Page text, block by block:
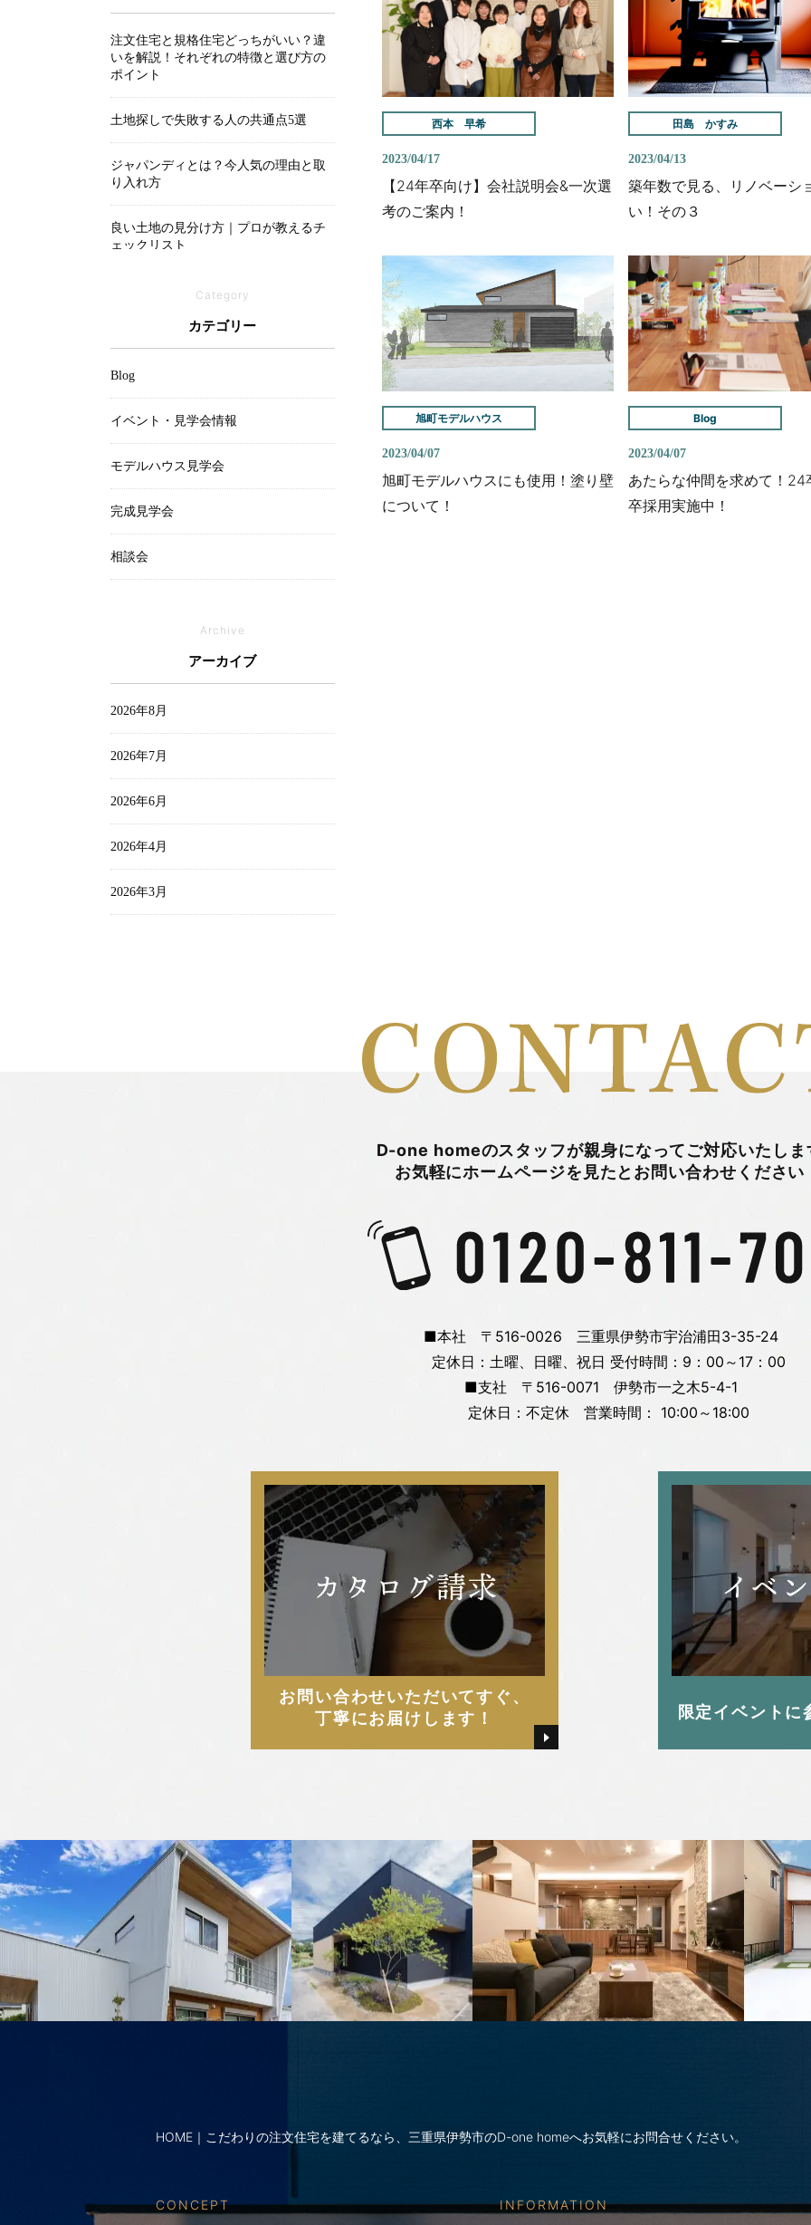
西本 早希
2023/04/17
【24年卒向け】会社説明会&一次選
考のご案内！
田島 かすみ
2023/04/13
築年数で見る、リノベーシ
い！その３
旭町モデルハウス
2023/04/07
旭町モデルハウスにも使用！塗り壁
について！
Blog
2023/04/07
あたらな仲間を求めて！24
卒採用実施中！
注文住宅と規格住宅どっちがいい？違
いを解説！それぞれの特徴と選び方の
ポイント
土地探しで失敗する人の共通点5選
ジャパンディとは？今人気の理由と取
り入れ方
良い土地の見分け方｜プロが教えるチ
ェックリスト
吹き抜けは寒い？メリットと後悔しな
Category
カテゴリー
Blog
イベント・見学会情報
モデルハウス見学会
完成見学会
相談会
出口 詩麻
家づくり
山中 瞭平
山田陽登
平 まとい
Archive
アーカイブ
2026年8月
2026年7月
2026年6月
2026年4月
2026年3月
2024年6月
2024年5月
2024年4月
2024年3月
2024年2月
2023年10月
D-one homeのスタッフが親身になってご対応いたしま
お気軽にホームページを 見たとお問い合わせください
■本社 〒516-0026 三重県伊勢市宇治浦田3-35-24
定休日：土曜、日曜、祝日 受付時間：9：00～17：00
■支社 〒516-0071 伊勢市一之木5-4-1
定休日：不定休 営業時間： 10:00～18:00
お問い合わせいただいてすぐ、
丁寧にお届けします！
限定イベントに
HOME｜こだわりの注文住宅を建てるなら、三重県伊勢市のD-one homeへお気軽にお問合せください。
CONCEPT
INFORMATION